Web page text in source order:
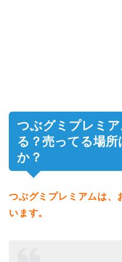
つぶグミプレミ
る？売ってる場
か？
つぶグミプレミアムは、
います。